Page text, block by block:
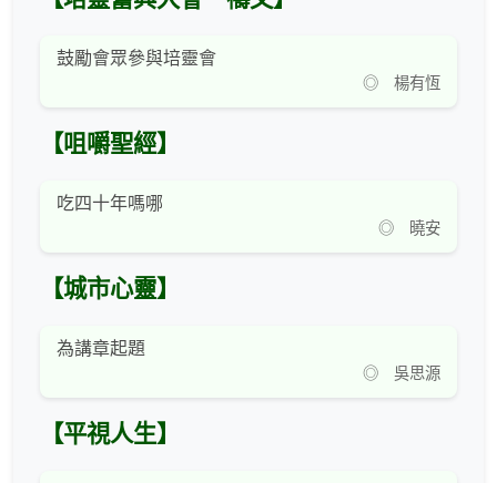
鼓勵會眾參與培靈會
◎ 楊有恆
【咀嚼聖經】
吃四十年嗎哪
◎ 曉安
【城市心靈】
為講章起題
◎ 吳思源
【平視人生】